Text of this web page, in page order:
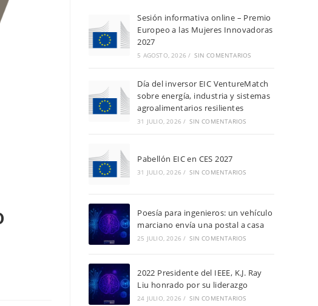
Sesión informativa online – Premio
Europeo a las Mujeres Innovadoras
2027
5 AGOSTO, 2026 / SIN COMENTARIOS
Día del inversor EIC VentureMatch
sobre energía, industria y sistemas
agroalimentarios resilientes
31 JULIO, 2026 / SIN COMENTARIOS
Pabellón EIC en CES 2027
31 JULIO, 2026 / SIN COMENTARIOS
Poesía para ingenieros: un vehículo
marciano envía una postal a casa
25 JULIO, 2026 / SIN COMENTARIOS
2022 Presidente del IEEE, K.J. Ray
Liu honrado por su liderazgo
24 JULIO, 2026 / SIN COMENTARIOS